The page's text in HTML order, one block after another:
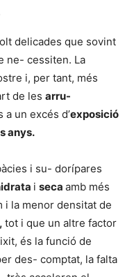
delicades que sovint
ne- cessiten. La
i, per tant, més
de les arru-
a un excés d’exposició
anys.
i su- dorípares
i seca amb més
i la menor densitat de
tot i que un altre factor
és la funció de
des- comptat, la falta